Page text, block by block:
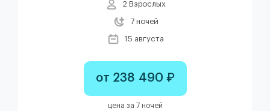
2 Взрослых
7 ночей
15 августа
от 238 490 ₽
цена за 7 ночей